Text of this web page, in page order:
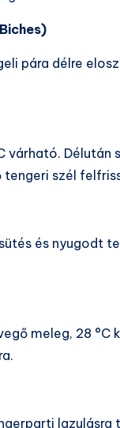
pára délre
Délután
tengeri szél
és nyugodt
meleg, 28 °C